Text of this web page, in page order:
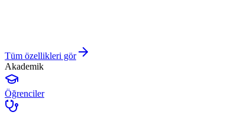
Tüm özellikleri gör
Akademik
Öğrenciler